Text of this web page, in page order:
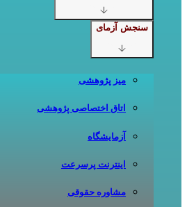
سنجش آزمای
میز پژوهشی
اتاق اختصاصی پژوهشی
آزمایشگاه
اینترنت پرسرعت
مشاوره حقوقی